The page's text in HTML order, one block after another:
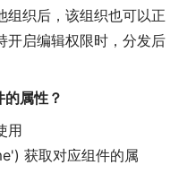
组织后，该组织也可以正
开启编辑权限时，分发后
属性？
用
获取对应组件的属